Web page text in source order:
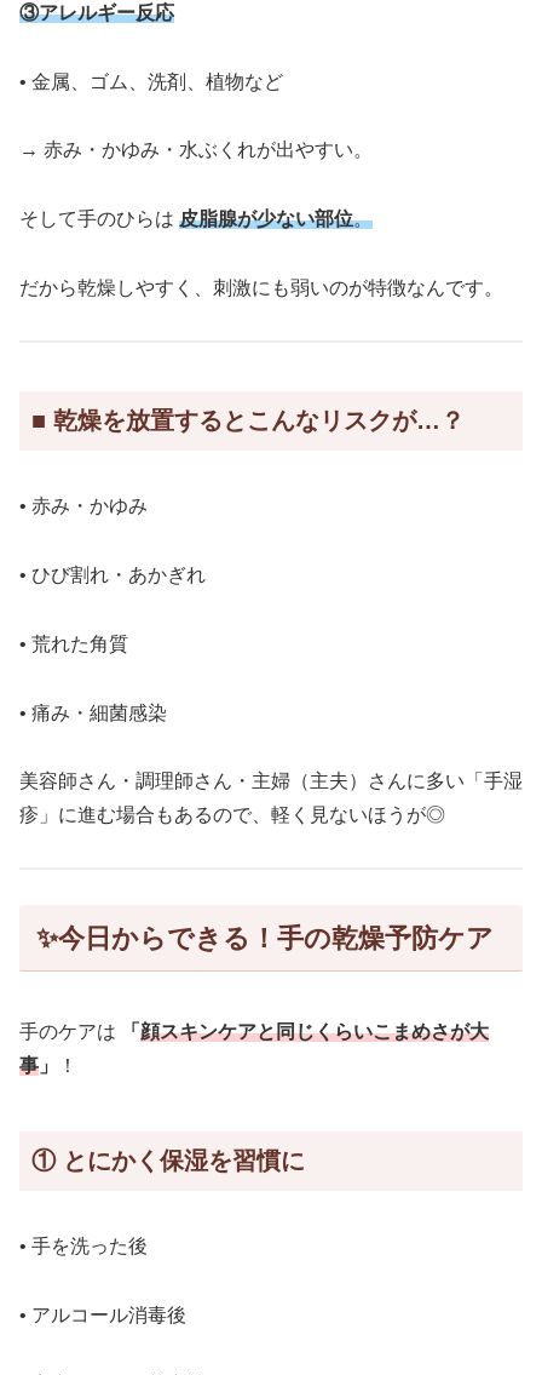
③アレルギー反応
• 金属、ゴム、洗剤、植物など
→ 赤み・かゆみ・水ぶくれが出やすい。
そして手のひらは 皮脂腺が少ない部位。
だから乾燥しやすく、刺激にも弱いのが特徴なんです。
■ 乾燥を放置するとこんなリスクが…？
• 赤み・かゆみ
• ひび割れ・あかぎれ
• 荒れた角質
• 痛み・細菌感染
美容師さん・調理師さん・主婦（主夫）さんに多い「手湿
疹」に進む場合もあるので、軽く見ないほうが◎
✨今日からできる！手の乾燥予防ケア
手のケアは 「 顔スキンケアと同じくらいこまめさが大
事 」 ！
①とにかく保湿を習慣に
• 手を洗った後
• アルコール消毒後